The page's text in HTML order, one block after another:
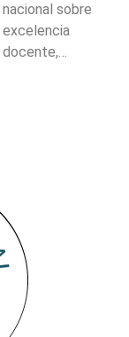
nacional sobre
excelencia
docente,…